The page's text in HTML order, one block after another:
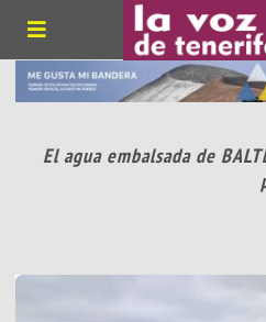
El agua embalsada de